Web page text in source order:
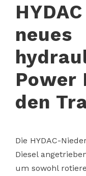
neues
Power
den
Die HYDAC-
Diesel
um sowohl